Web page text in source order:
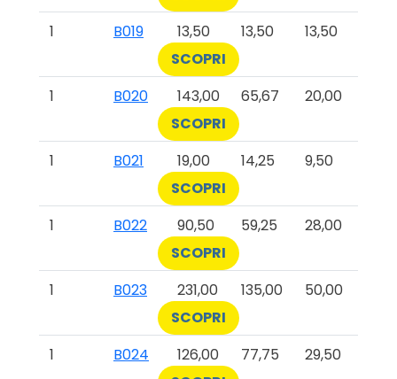
1
B019 13,50 13,50
13,50
SCOPRI
1
B020 143,00 65,67
20,00
SCOPRI
1
B021 19,00 14,25
9,50
SCOPRI
1
B022 90,50 59,25
28,00
SCOPRI
1
B023 231,00 135,00
50,00
SCOPRI
1
B024 126,00 77,75
29,50